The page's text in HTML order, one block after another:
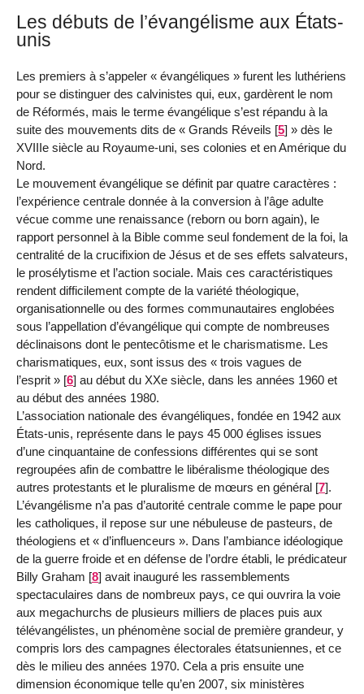
Les débuts de l’évangélisme aux États-
unis
Les premiers à s’appeler « évangéliques » furent les luthériens
pour se distinguer des calvinistes qui, eux, gardèrent le nom
de Réformés, mais le terme évangélique s’est répandu à la
suite des mouvements dits de « Grands Réveils [5] » dès le
XVIIIe siècle au Royaume-uni, ses colonies et en Amérique du
Nord.
Le mouvement évangélique se définit par quatre caractères :
l’expérience centrale donnée à la conversion à l’âge adulte
vécue comme une renaissance (reborn ou born again), le
rapport personnel à la Bible comme seul fondement de la foi, la
centralité de la crucifixion de Jésus et de ses effets salvateurs,
le prosélytisme et l’action sociale. Mais ces caractéristiques
rendent difficilement compte de la variété théologique,
organisationnelle ou des formes communautaires englobées
sous l’appellation d’évangélique qui compte de nombreuses
déclinaisons dont le pentecôtisme et le charismatisme. Les
charismatiques, eux, sont issus des « trois vagues de
l’esprit » [6] au début du XXe siècle, dans les années 1960 et
au début des années 1980.
L’association nationale des évangéliques, fondée en 1942 aux
États-unis, représente dans le pays 45 000 églises issues
d’une cinquantaine de confessions différentes qui se sont
regroupées afin de combattre le libéralisme théologique des
autres protestants et le pluralisme de mœurs en général [7].
L’évangélisme n’a pas d’autorité centrale comme le pape pour
les catholiques, il repose sur une nébuleuse de pasteurs, de
théologiens et « d’influenceurs ». Dans l’ambiance idéologique
de la guerre froide et en défense de l’ordre établi, le prédicateur
Billy Graham [8] avait inauguré les rassemblements
spectaculaires dans de nombreux pays, ce qui ouvrira la voie
aux megachurchs de plusieurs milliers de places puis aux
télévangélistes, un phénomène social de première grandeur, y
compris lors des campagnes électorales étatsuniennes, et ce
dès le milieu des années 1970. Cela a pris ensuite une
dimension économique telle qu’en 2007, six ministères